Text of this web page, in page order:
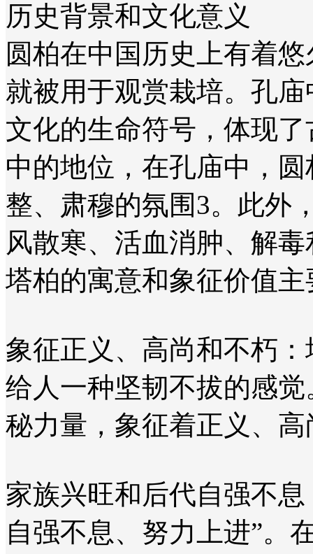
历史背景和文化意义
圆柏在中国历史上有着
就被用于观赏栽培。孔
文化的生命符号，体现
中的地位‌，在孔庙中，
整、肃穆的氛围‌3。此外
风散寒、活血消肿、解
塔柏的寓意和象征价值
象征正义、高尚和不朽‌
给人一种坚韧不拔的感
秘力量，象征着正义、
家族兴旺和后代自强不
自强不息、努力上进”。